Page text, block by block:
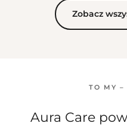
Zobacz
TO MY –
Aura Care